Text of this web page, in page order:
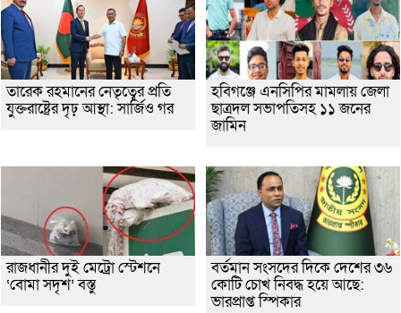
তারেক রহমানের নেতৃত্বের প্রতি
যুক্তরাষ্ট্রের দৃঢ় আস্থা: সার্জিও গর
হবিগঞ্জে এনসিপির মামলায় জেলা
ছাত্রদল সভাপতিসহ ১১ জনের
জামিন
রাজধানীর দুই মেট্রো স্টেশনে
‘বোমা সদৃশ’ বস্তু
বর্তমান সংসদের দিকে দেশের ৩৬
কোটি চোখ নিবদ্ধ হয়ে আছে:
ভারপ্রাপ্ত স্পিকার